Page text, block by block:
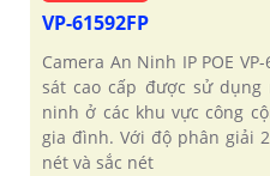
VP-61592FP
Camera An Ninh IP POE
sát cao cấp được sử
ninh ở các khu vực công
gia đình. Với độ phân giải
nét và sắc nét